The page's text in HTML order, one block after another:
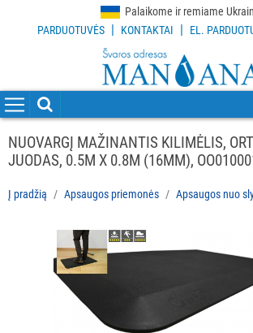
Palaikome ir remiame
PARDUOTUVĖS | KONTAKTAI | EL.
VALYMO
PRIEMONĖS
VALYMO
PRIEMONĖS
NUOVARGĮ MAŽINANTIS KILIMĖLIS,
JUODAS, 0.5M X 0.8M (16MM),
Į pradžią Apsaugos priemonės Apsaugos nuo